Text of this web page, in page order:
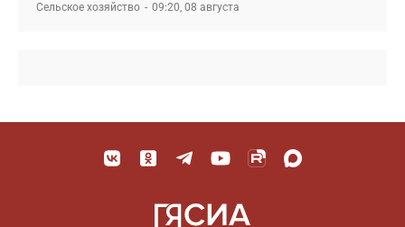
Сельское хозяйство 09:20, 08 августа